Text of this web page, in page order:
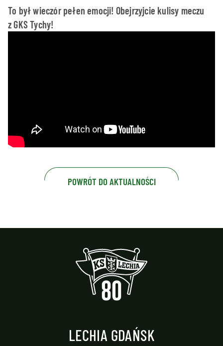
To był wieczór pełen emocji! Obejrzyjcie kulisy meczu
z GKS Tychy!
POWRÓT DO AKTUALNOŚCI
LECHIA GDAŃSK